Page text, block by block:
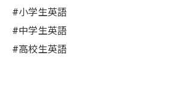
#小学生英語
#中学生英語
#高校生英語